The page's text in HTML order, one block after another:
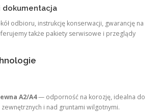
dokumentacja
odbioru, instrukcję konserwacji, gwarancję na
także pakiety serwisowe i przeglądy
A2/A4— odporność na korozję, idealna do
i nad gruntami wilgotnymi.